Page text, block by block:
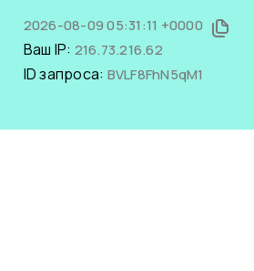
2026-08-09 05:31:11 +0000
Ваш IP: 216.73.216.62
ID запроса: BVLF8FhN5qM1